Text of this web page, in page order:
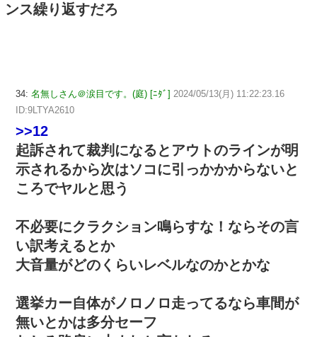
ンス繰り返すだろ
34: 名無しさん＠涙目です。(庭) [ﾆﾀﾞ] 2024/05/13(月) 11:22:23.16
ID:9LTYA2610
>>12
起訴されて裁判になるとアウトのラインが明
示されるから次はソコに引っかかからないと
ころでヤルと思う
不必要にクラクション鳴らすな！ならその言
い訳考えるとか
大音量がどのくらいレベルなのかとかな
選挙カー自体がノロノロ走ってるなら車間が
無いとかは多分セーフ